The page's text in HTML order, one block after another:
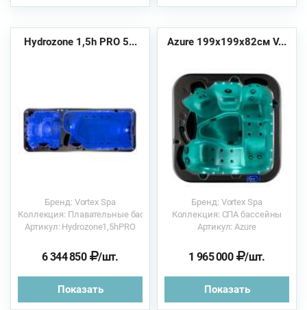
Hydrozone 1,5h PRO 5...
Бренд: Vortex Spa
Коллекция: Плавательные бассейны
Артикул: Hydrozone1,5hPRO
6 344 850 /шт.
Показать
Azure 199х199х82см V...
Бренд: Vortex Spa
Коллекция: СПА бассейны
Артикул: Azure
1 965 000 /шт.
Показать